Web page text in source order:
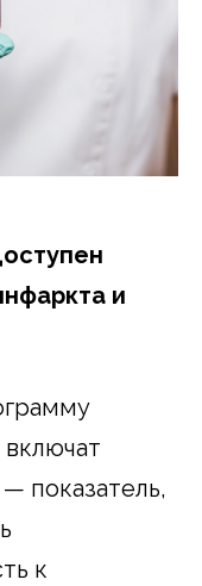
и
показатель,
к